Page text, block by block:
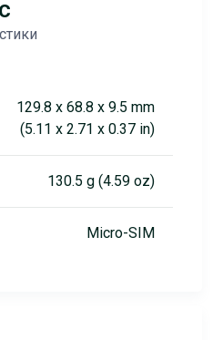
129.8 x 68.8 x 9.5 mm
(5.11 x 2.71 x 0.37 in)
130.5 g (4.59 oz)
Micro-SIM